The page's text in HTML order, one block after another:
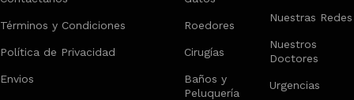
Términos y Condiciones
Política de Privacidad
Envios
Roedores
Cirugías
Baños y
Peluquería
Nuestras Redes
Nuestros
Doctores
Urgencias